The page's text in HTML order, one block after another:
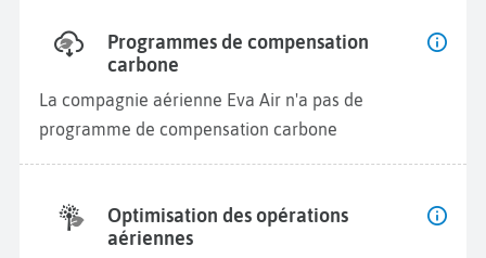
Programmes de compensation
carbone
La compagnie aérienne Eva Air n'a pas de
programme de compensation carbone
Optimisation des opérations
aériennes